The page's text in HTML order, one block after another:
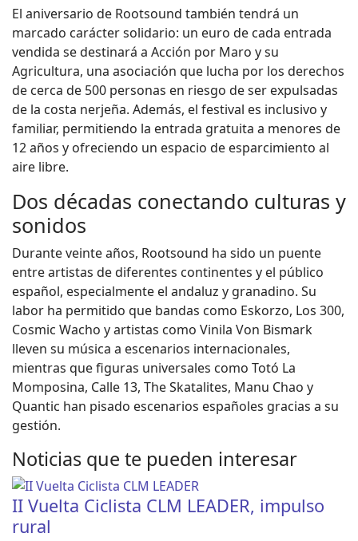
El aniversario de Rootsound también tendrá un
marcado carácter solidario: un euro de cada entrada
vendida se destinará a Acción por Maro y su
Agricultura, una asociación que lucha por los derechos
de cerca de 500 personas en riesgo de ser expulsadas
de la costa nerjeña. Además, el festival es inclusivo y
familiar, permitiendo la entrada gratuita a menores de
12 años y ofreciendo un espacio de esparcimiento al
aire libre.
Dos décadas conectando culturas y
sonidos
Durante veinte años, Rootsound ha sido un puente
entre artistas de diferentes continentes y el público
español, especialmente el andaluz y granadino. Su
labor ha permitido que bandas como Eskorzo, Los 300,
Cosmic Wacho y artistas como Vinila Von Bismark
lleven su música a escenarios internacionales,
mientras que figuras universales como Totó La
Momposina, Calle 13, The Skatalites, Manu Chao y
Quantic han pisado escenarios españoles gracias a su
gestión.
Noticias que te pueden interesar
II Vuelta Ciclista CLM LEADER, impulso
rural